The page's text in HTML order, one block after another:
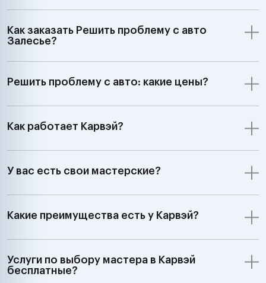
Как заказать Решить проблему с авто
Залесье?
Решить проблему с авто: какие цены?
Как работает Карвэй?
У вас есть свои мастерские?
Какие преимущества есть у Карвэй?
Услуги по выбору мастера в Карвэй
бесплатные?